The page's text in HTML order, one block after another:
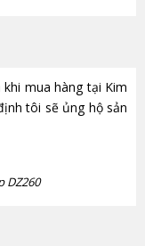
mua hàng tại Kim
tôi sẽ ủng hộ sản
DZ260